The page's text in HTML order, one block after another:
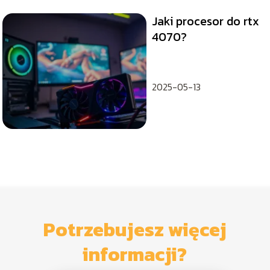
Jaki procesor do rtx
4070?
2025-05-13
Potrzebujesz więcej
informacji?